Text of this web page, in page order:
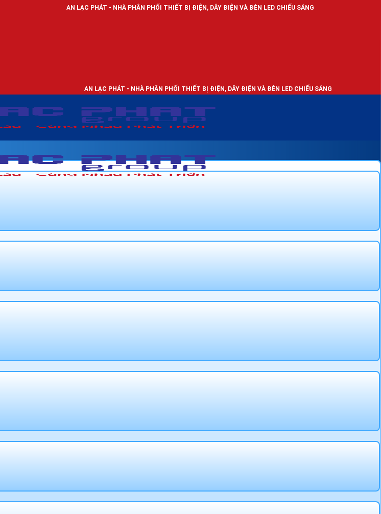
AN LẠC PHÁT - NHÀ PHÂN PHỐI THIẾT BỊ ĐIỆN, DÂY ĐIỆN VÀ ĐÈN LED CHIẾU SÁNG
AN LẠC PHÁT - NHÀ PHÂN PHỐI THIẾT BỊ ĐIỆN, DÂY ĐIỆN VÀ ĐÈN LED CHIẾU SÁNG